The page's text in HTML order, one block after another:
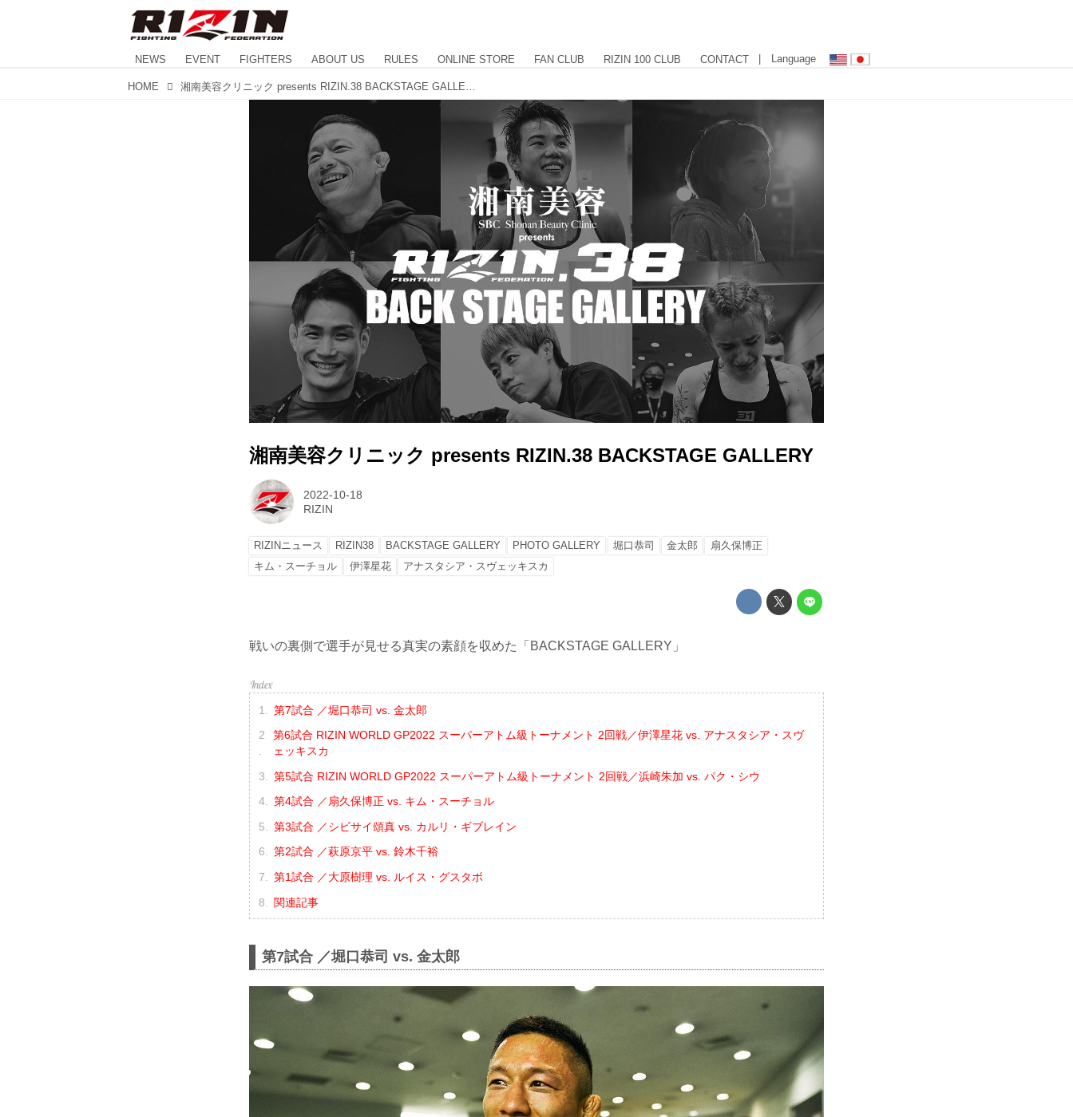
NEWS EVENT FIGHTERS ABOUT US RULES ONLINE STORE FAN CLUB RIZIN 100 CLUB CONTACT | Language
HOME
湘南美容クリニック presents RIZIN.38 BACKSTAGE GALLERY
2022-10-18
RIZIN
RIZINニュース RIZIN38 BACKSTAGE GALLERY PHOTO GALLERY 堀口恭司 金太郎
扇久保博正
キム・スーチョル
伊澤星花 アナスタシア・スヴェッキスカ
戦いの裏側で選手が見せる真実の素顔を収めた「BACKSTAGE GALLERY」
第7試合 ／堀口恭司 vs. 金太郎
第6試合 RIZIN WORLD GP2022 スーパーアトム級トーナメント 2回戦／伊澤星花 vs. アナスタシア・スヴ
ェッキスカ
第5試合 RIZIN WORLD GP2022 スーパーアトム級トーナメント 2回戦／浜崎朱加 vs. パク・シウ
第4試合 ／扇久保博正 vs. キム・スーチョル
第3試合 ／シビサイ頌真 vs. カルリ・ギブレイン
第2試合 ／萩原京平 vs. 鈴木千裕
第1試合 ／大原樹理 vs. ルイス・グスタボ
関連記事
第7試合 ／堀口恭司 vs. 金太郎